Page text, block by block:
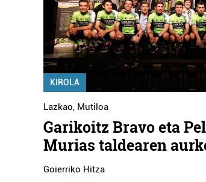
KIROLA
Lazkao Mutiloa
Garikoitz Bravo eta
Murias taldearen
Goierriko Hitza